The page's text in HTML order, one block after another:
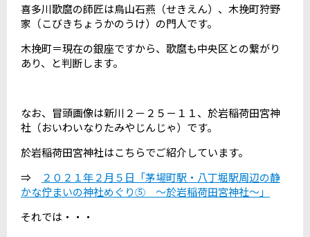
喜多川歌麿の師匠は鳥山石燕（せきえん）、木挽町狩野
家（こびきちょうかのうけ）の門人です。
木挽町＝現在の銀座ですから、歌麿も中央区との繋がり
あり、と判断します。
なお、冒頭画像は新川２－２５－１１、於岩稲荷田宮神
社（おいわいなりたみやじんじゃ）です。
於岩稲荷田宮神社はこちらでご紹介しています。
⇒
２０２１年２月５日「茅場町駅・八丁堀駅周辺の静
かな佇まいの神社めぐり⑤ ～於岩稲荷田宮神社～」
それでは・・・